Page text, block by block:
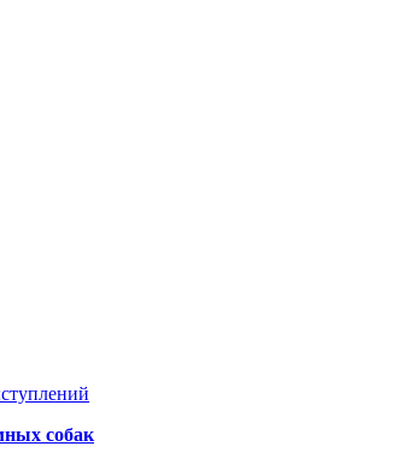
собак